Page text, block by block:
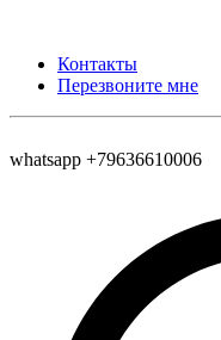
Контакты
Перезвоните мне
whatsapp +79636610006